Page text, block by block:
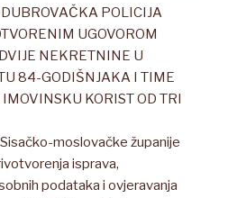
POLICIJA
UGOVOROM
NEKRETNINE U
84-GODIŠNJAKA I TIME
KORIST OD TRI
moslovačke županije
isprava,
podataka i ovjeravanja